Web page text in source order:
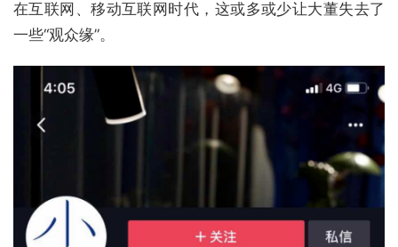
在互联网、移动互联网时代，这或多或少让大董失去了
一些“观众缘”。